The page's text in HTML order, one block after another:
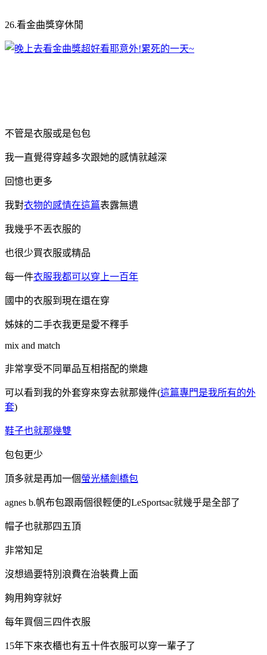
26.看金曲獎穿休閒
不管是衣服或是包包
我一直覺得穿越多次跟她的感情就越深
回憶也更多
我對衣物的感情在這篇表露無遺
我幾乎不丟衣服的
也很少買衣服或精品
每一件衣服我都可以穿上一百年
國中的衣服到現在還在穿
姊妹的二手衣我更是愛不釋手
mix and match
非常享受不同單品互相搭配的樂趣
可以看到我的外套穿來穿去就那幾件(這篇專門是我所有的外
套)
鞋子也就那幾雙
包包更少
頂多就是再加一個螢光橘劍橋包
agnes b.帆布包跟兩個很輕便的LeSportsac就幾乎是全部了
帽子也就那四五頂
非常知足
沒想過要特別浪費在治裝費上面
夠用夠穿就好
每年買個三四件衣服
15年下來衣櫃也有五十件衣服可以穿一輩子了